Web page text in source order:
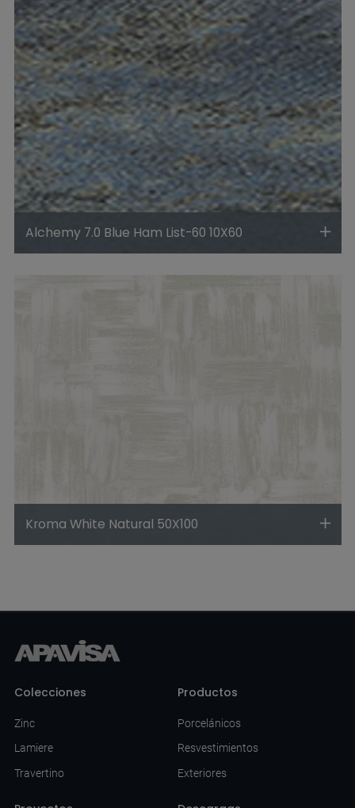
Alchemy 7.0 Blue Ham List-60 10X60
Kroma White Natural 50X100
Colecciones
Zinc
Lamiere
Travertino
Productos
Porcelánicos
Resvestimientos
Exteriores